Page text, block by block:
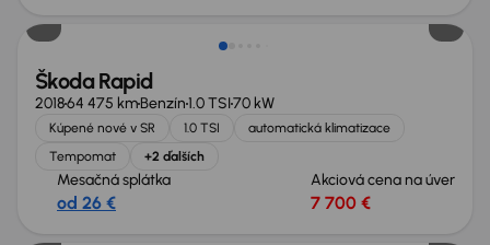
Škoda Rapid
201864 475 kmBenzín1.0 TSI70 kW
Kúpené nové v SR 1.0 TSI
automatická klimatizace
Tempomat
+2 ďalších
Mesačná splátka
od 26 €
Akciová cena na úver
7 700 €